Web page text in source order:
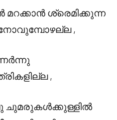
ശ്രെമിക്കുന്ന
,
,
ചുമരുകൾക്കുള്ളിൽ